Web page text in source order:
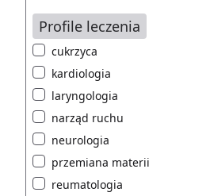
Profile leczenia
cukrzyca
kardiologia
laryngologia
narząd ruchu
neurologia
przemiana materii
reumatologia